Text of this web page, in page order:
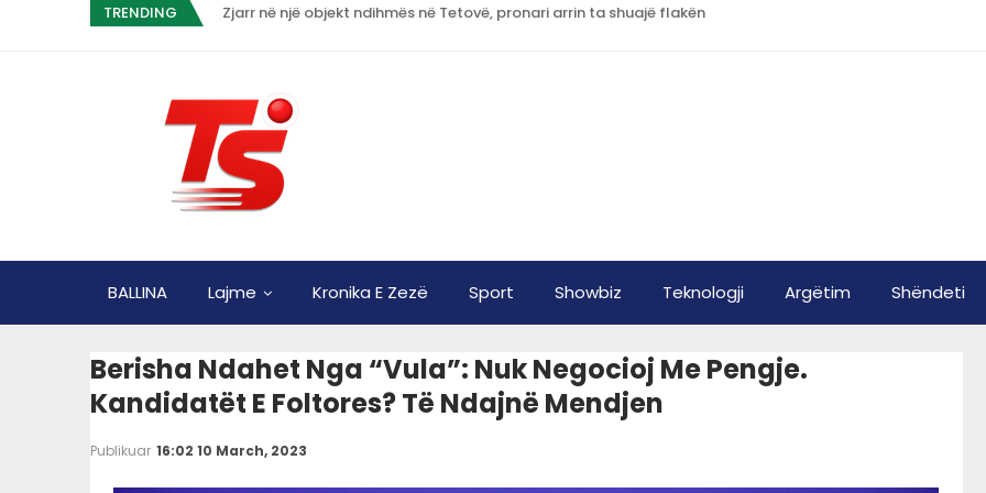
TRENDING Zjarr në një objekt ndihmës në Tetovë, pronari arrin ta shuajë flakën
BALLINA Lajme Kronika E Zezë Sport Showbiz Teknologji Argëtim Shëndeti
Berisha Ndahet Nga “vula”: Nuk Negocioj Me Pengje.
Kandidatët E Foltores? Të Ndajnë Mendjen
Publikuar 16:02 10 March, 2023